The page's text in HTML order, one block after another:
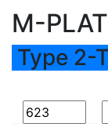
M-
Type 2-